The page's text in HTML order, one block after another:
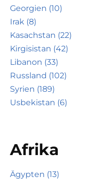
Georgien (10)
Irak (8)
Kasachstan (22)
Kirgisistan (42)
Libanon (33)
Russland (102)
Syrien (189)
Usbekistan (6)
Afrika
Ägypten (13)